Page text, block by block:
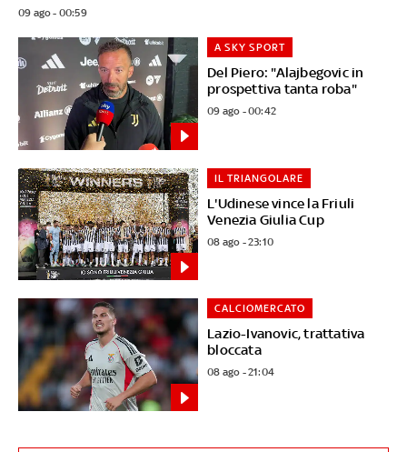
09 ago - 00:59
Del Piero: "Alajbegovic in
prospettiva tanta roba"
A SKY SPORT
09 ago - 00:42
L'Udinese vince la Friuli
Venezia Giulia Cup
IL TRIANGOLARE
08 ago - 23:10
Lazio-Ivanovic, trattativa
bloccata
CALCIOMERCATO
08 ago - 21:04